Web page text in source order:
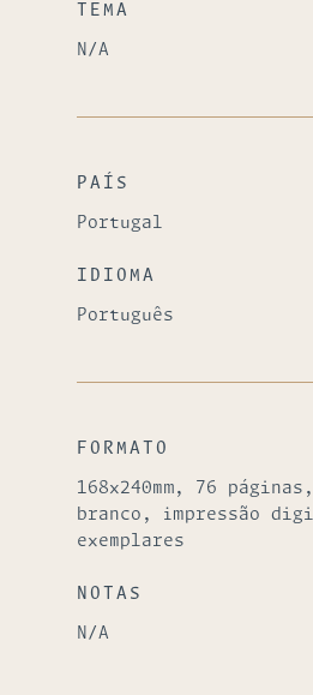
TEMA
N/A
PAÍS
Portugal
IDIOMA
Português
FORMATO
168x240mm, 76
branco, impressão
exemplares
NOTAS
N/A